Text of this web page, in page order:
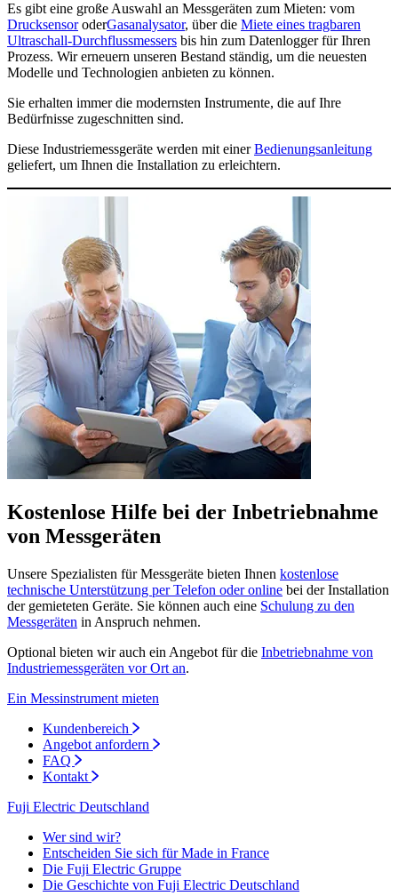
Es gibt eine große Auswahl an Messgeräten zum Mieten: vom
DrucksensoroderGasanalysator, über die Miete eines tragbaren
Ultraschall-Durchflussmessers bis hin zum Datenlogger für Ihren
Prozess. Wir erneuern unseren Bestand ständig, um die neuesten
Modelle und Technologien anbieten zu können.
Sie erhalten immer die modernsten Instrumente, die auf Ihre
Bedürfnisse zugeschnitten sind.
Diese Industriemessgeräte werden mit einerBedienungsanleitung
geliefert, um Ihnen die Installation zu erleichtern.
Kostenlose Hilfe bei der Inbetriebnahme
von Messgeräten
Unsere Spezialisten für Messgeräte bieten Ihnen kostenlose
technische Unterstützung per Telefon oder online bei der Installation
der gemieteten Geräte. Sie können auch eine Schulung zu den
Messgeräten in Anspruch nehmen.
Optional bieten wir auch ein Angebot für die Inbetriebnahme von
Industriemessgeräten vor Ort an.
Ein Messinstrument mieten
Kundenbereich
Angebot anfordern
FAQ
Kontakt
Fuji Electric Deutschland
Wer sind wir?
Entscheiden Sie sich für Made in France
Die Fuji Electric Gruppe
Die Geschichte von Fuji Electric Deutschland